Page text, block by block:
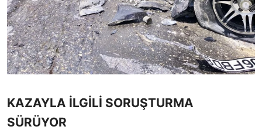
KAZAYLA İLGİLİ SORUŞTURMA
SÜRÜYOR